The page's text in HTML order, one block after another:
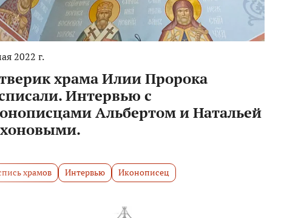
2022 г.
храма Илии Пророка
Интервью с
Альбертом и Натальей
храмов Интервью Иконописец